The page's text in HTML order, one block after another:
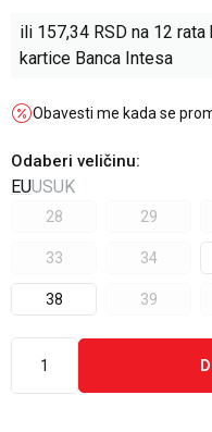
ili 157,34 RSD na 12
kartice Banca Intesa
Obavesti me kada se
Odaberi veličinu:
EUUSUK
28
29
33 34
38 39